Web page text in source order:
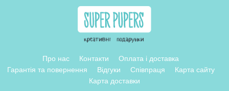
Про нас Контакти
Оплата і доставка
Гарантія та повернення
Відгуки Співпраця
Карта сайту
Карта доставки